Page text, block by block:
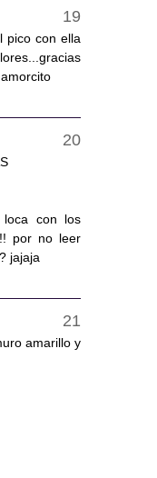
pico con ella
loca con los
por no leer
jajaja
amarillo y